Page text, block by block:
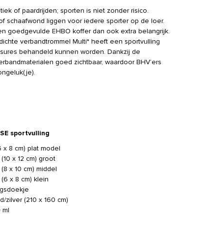
of paardrijden; sporten is niet zonder risico.
schaafwond liggen voor iedere sporter op de loer.
goedgevulde EHBO koffer dan ook extra belangrijk.
verbandtrommel Multi* heeft een sportvulling
behandeld kunnen worden. Dankzij de
goed zichtbaar, waardoor BHV’ers
sportvulling
x 8 cm) plat model
x 12 cm) groot
x 10 cm) middel
x 8 cm) klein
zilver (210 x 160 cm)
ml